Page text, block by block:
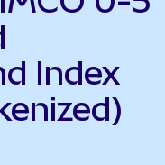
Index